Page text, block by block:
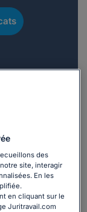
par
du lundi au
des
site, interagir
En les
en cliquant sur le
Juritravail.com